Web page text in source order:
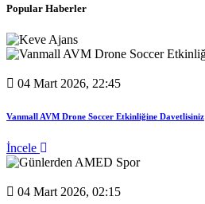
Popular Haberler
04 Mart 2026, 22:45
Vanmall AVM Drone Soccer Etkinliğine Davetlisiniz
İncele
04 Mart 2026, 02:15